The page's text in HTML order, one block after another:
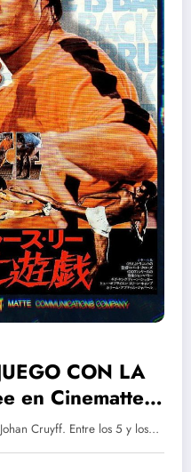
CON LA
en Cinematte
Cruyff. Entre los 5 y los…